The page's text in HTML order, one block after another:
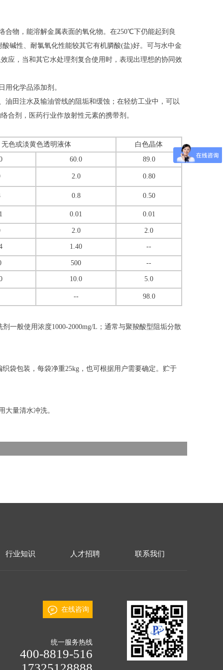
合物，能溶解金属表面的氧化物。在250℃下仍能起到良
碱性、耐氯氧化性能较其它有机膦酸(盐)好。可与水中金
应，当和其它水处理剂复合使用时，表现出理想的协同效
用化学品添加剂。
田注水及输油管线的阻垢和缓蚀；在轻纺工业中，可以
合剂，医药行业作放射性元素的携带剂。
无色或淡黄色透明液体
白色晶体
60.0 89.0
2.0 0.80
0.8 0.50
0.01 0.01
2.0 2.0
1.40 --
500 --
10.0 5.0
-- 98.0
一般使用浓度1000-2000mg/L；通常与聚羧酸型阻垢分散
袋包装，每袋净重25kg，也可根据用户需要确定。贮于
大量清水冲洗。
行业知识 人才招聘 联系我们
在线咨询
统一服务热线
400-8819-516